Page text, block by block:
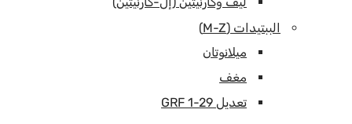
الببتيدات (M-Z)
ميلانوتان
مغف
تعديل GRF 1-29